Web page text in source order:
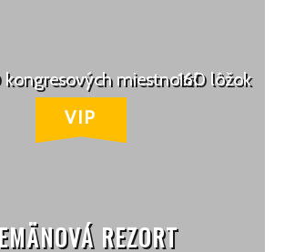
kongresových miestností160 lôžok
REZORT